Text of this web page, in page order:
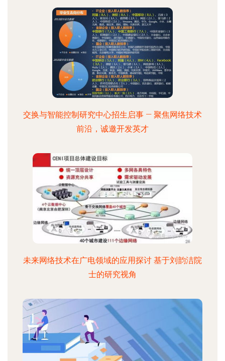
交换与智能控制研究中心招生启事 — 聚焦网络技术
前沿，诚邀开发英才
未来网络技术在广电领域的应用探讨 基于刘韵洁院
士的研究视角